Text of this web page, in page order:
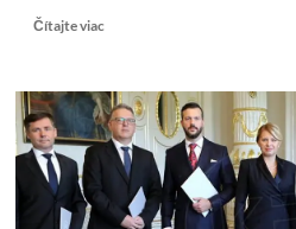
Čítajte viacRead
Bez
brutálnej
podpory
médií
PS